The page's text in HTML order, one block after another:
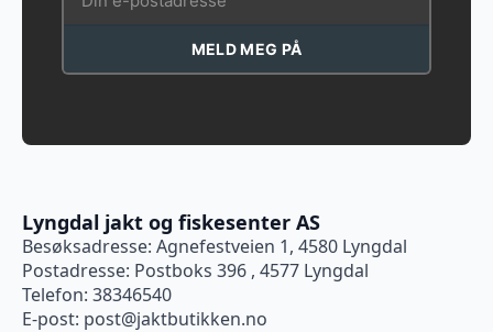
MELD MEG PÅ
Lyngdal jakt og fiskesenter AS
Besøksadresse: Agnefestveien 1, 4580 Lyngdal
Postadresse: Postboks 396 , 4577 Lyngdal
Telefon: 38346540
E-post: post@jaktbutikken.no